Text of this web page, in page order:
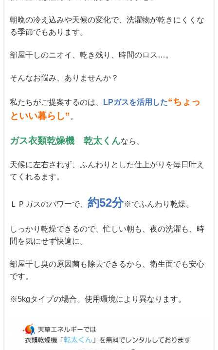
朝晩の冷え込みや天候の変化で、洗濯物が乾きにくくな
る季節でもあります。
部屋干しのニオイ、乾き残り、時間のロス…。
そんなお悩み、ありませんか？
私たちがご提案するのは、 LPガスを活用した“ちょっ
といい暮らし”。
ガス衣類乾燥機 乾太くんなら、
天候に左右されず、ふんわりとした仕上がりを毎日叶え
てくれるます。
ＬＰガスのパワーで、 約52分※でふんわり 乾燥。
しっかり乾燥できるので、忙しい朝も、夜の洗濯も、時
間を気にせず快適に。
部屋干し臭の原因菌も除去できるから、衛生面でも安心
です。
※5kgタイプの場合。使用環境により異なります。